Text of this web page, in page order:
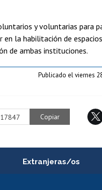
y voluntarias para
la habilitación de
de ambas instituciones.
Publicado el viernes
Copiar
Extranjeras/os